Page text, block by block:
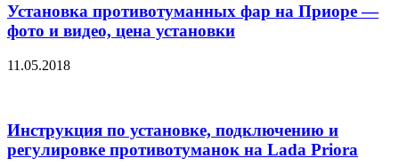
Установка противотуманных фар на Приоре —
фото и видео, цена установки
11.05.2018
Инструкция по установке, подключению и
регулировке противотуманок на Lada Priora